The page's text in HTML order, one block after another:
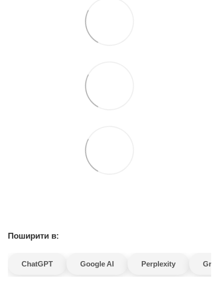
Поширити в:
ChatGPT Google AI Perplexity